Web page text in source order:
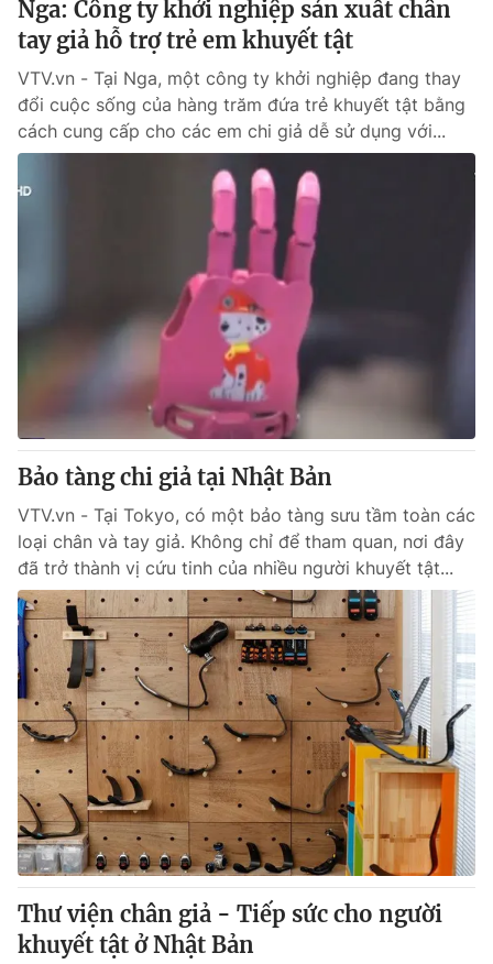
thuận bằng văn bản. Ghi rõ nguồn VTV.vn khi phát hành lại
thông tin từ website này.
Nga: Công ty khởi nghiệp sản xuất chân
tay giả hỗ trợ trẻ em khuyết tật
VTV.vn - Tại Nga, một công ty khởi nghiệp đang thay
đổi cuộc sống của hàng trăm đứa trẻ khuyết tật bằng
cách cung cấp cho các em chi giả dễ sử dụng với...
Bảo tàng chi giả tại Nhật Bản
VTV.vn - Tại Tokyo, có một bảo tàng sưu tầm toàn các
loại chân và tay giả. Không chỉ để tham quan, nơi đây
đã trở thành vị cứu tinh của nhiều người khuyết tật...
Thư viện chân giả - Tiếp sức cho người
khuyết tật ở Nhật Bản